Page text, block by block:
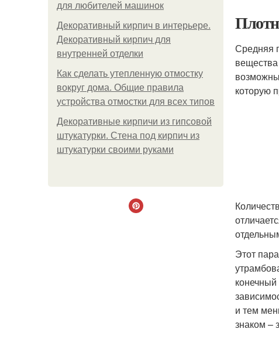
для любителей машинок
Декоративный кирпич в интерьере.
Декоративный кирпич для
внутренней отделки
Как сделать утепленную отмостку
вокруг дома. Общие правила
устройства отмостки для всех типов
Декоративные кирпичи из гипсовой
штукатурки. Стена под кирпич из
штукатурки своими руками
Средняя
которую
Этот
и тем
знаком –